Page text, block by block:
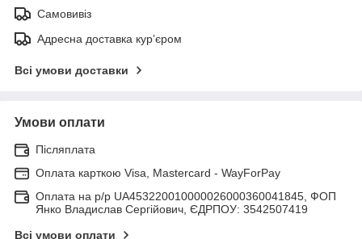
Самовивіз
Адресна доставка курʼєром
Всі умови доставки
Умови оплати
Післяплата
Оплата карткою Visa, Mastercard - WayForPay
Оплата на р/р UA453220010000026000360041845, ФОП
Янко Владислав Сергійович, ЄДРПОУ: 3542507419
Всі умови оплати